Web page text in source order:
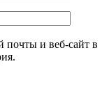
почты и веб-сайт в